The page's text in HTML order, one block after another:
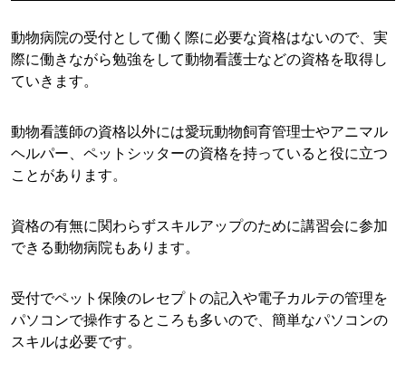
動物病院の受付として働く際に必要な資格はないので、実
際に働きながら勉強をして動物看護士などの資格を取得し
ていきます。
動物看護師の資格以外には愛玩動物飼育管理士やアニマル
ヘルパー、ペットシッターの資格を持っていると役に立つ
ことがあります。
資格の有無に関わらずスキルアップのために講習会に参加
できる動物病院もあります。
受付でペット保険のレセプトの記入や電子カルテの管理を
パソコンで操作するところも多いので、簡単なパソコンの
スキルは必要です。